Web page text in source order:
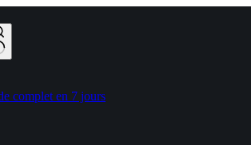
complet en 7 jours